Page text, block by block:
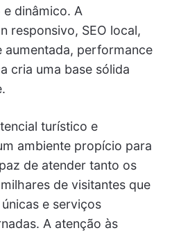
dinâmico. A
responsivo, SEO local,
aumentada, performance
cria uma base sólida
turístico e
ambiente propício para
de atender tanto os
de visitantes que
e serviços
A atenção às